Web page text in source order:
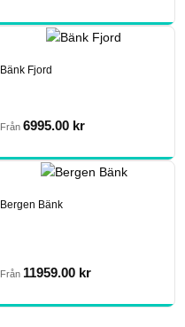
Bänk Fjord
Från 6995.00 kr
Bergen Bänk
Från 11959.00 kr